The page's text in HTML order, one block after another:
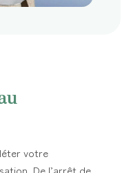
votre
De l’arrêt de